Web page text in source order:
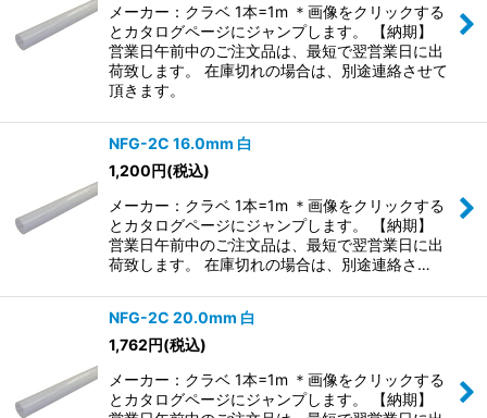
メーカー：クラベ 1本=1m ＊画像をクリックする
とカタログページにジャンプします。 【納期】
営業日午前中のご注文品は、最短で翌営業日に出
荷致します。 在庫切れの場合は、別途連絡させて
頂きます。
NFG-2C 16.0mm 白
1,200円(税込)
メーカー：クラベ 1本=1m ＊画像をクリックする
とカタログページにジャンプします。 【納期】
営業日午前中のご注文品は、最短で翌営業日に出
荷致します。 在庫切れの場合は、別途連絡さ…
NFG-2C 20.0mm 白
1,762円(税込)
メーカー：クラベ 1本=1m ＊画像をクリックする
とカタログページにジャンプします。 【納期】